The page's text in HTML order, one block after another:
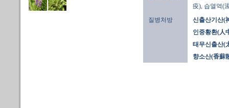
疫), 습열역(
질병처방
신출산기산(
인중황환(人
태무신출산(
향소산(香蘇